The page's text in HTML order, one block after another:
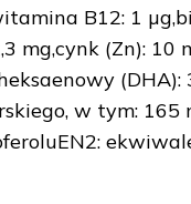
B12: 1
mg,cynk (Zn):
w tym: